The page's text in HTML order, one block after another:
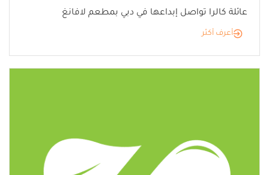
عائلة كالرا تواصل إبداعها في دبي بمطعم لافانغ
أعرف أكثر